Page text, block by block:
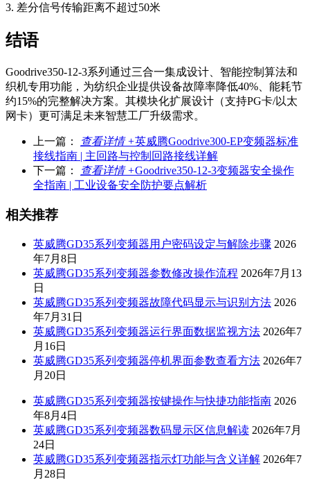
3. 差分信号传输距离不超过50米
结语
Goodrive350-12-3系列通过三合一集成设计、智能控制算法和
织机专用功能，为纺织企业提供设备故障率降低40%
能耗节
约15%的完整解决方案。其模块化扩展设计（支持PG卡/以太
网卡）更可满足未来智慧工厂升级需求。
上一篇： 查看详情 +英威腾Goodrive300-EP变频器标准
接线指南 | 主回路与控制回路接线详解
下一篇：
查看详情 +Goodrive350-12-3变频器安全操作
全指南 | 工业设备安全防护要点解析
相关推荐
英威腾GD35系列变频器用户密码设定与解除步骤 2026
年7月8日
英威腾GD35系列变频器参数修改操作流程 2026年7月13
日
英威腾GD35系列变频器故障代码显示与识别方法 2026
年7月31日
英威腾GD35系列变频器运行界面数据监视方法 2026年7
月16日
英威腾GD35系列变频器停机界面参数查看方法 2026年7
月20日
英威腾GD35系列变频器按键操作与快捷功能指南 2026
年8月4日
英威腾GD35系列变频器数码显示区信息解读 2026年7月
24日
英威腾GD35系列变频器指示灯功能与含义详解 2026年7
月28日